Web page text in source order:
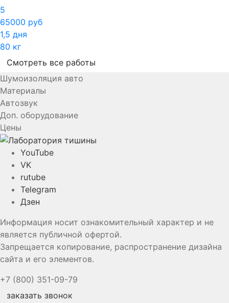
5
65000 руб
1,5 дня
80 кг
Смотреть все работы
Шумоизоляция авто
Материалы
Автозвук
Доп. оборудование
Цены
YouTube
VK
rutube
Telegram
Дзен
Информация носит ознакомительный характер и не
является публичной офертой.
Запрещается копирование, распространение дизайна
сайта и его элементов.
+7 (800) 351-09-79
заказать звонок